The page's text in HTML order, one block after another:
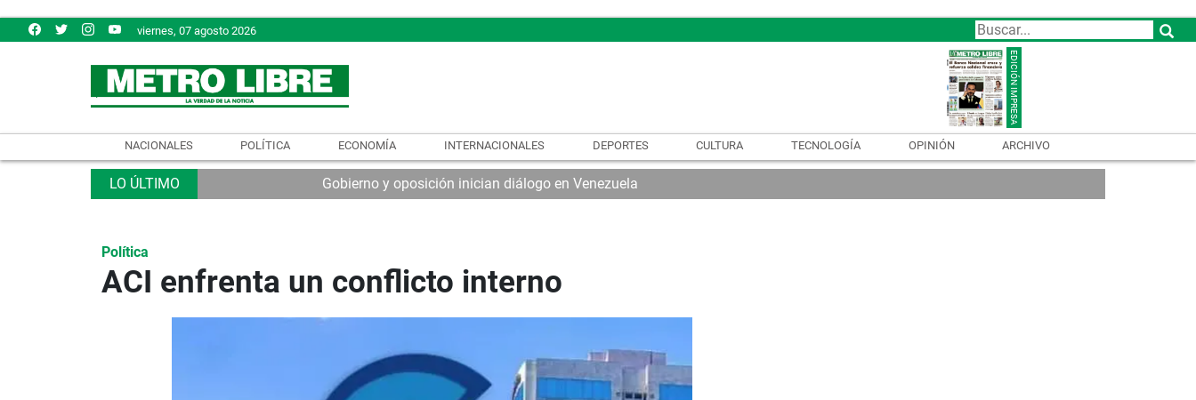
viernes, 07 agosto 2026
NACIONALES POLÍTICA ECONOMÍA INTERNACIONALES DEPORTES CULTURA TECNOLOGÍA OPINIÓN ARCHIVO
Gobierno y oposición inician diálogo en Venezuela
Política
ACI enfrenta un conflicto interno